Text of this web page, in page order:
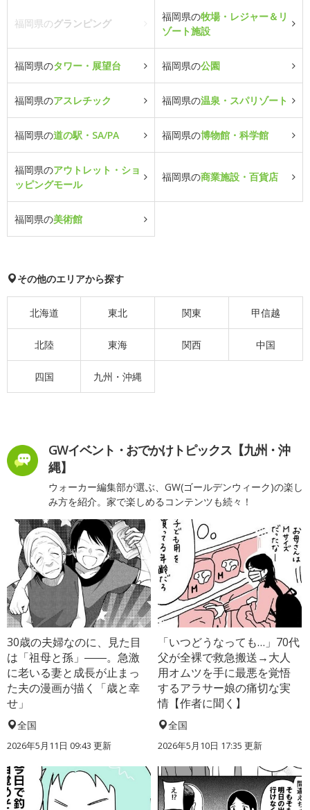
福岡県のグランピング
福岡県の牧場・レジャー＆リ
ゾート施設
福岡県のタワー・展望台 福岡県の公園
福岡県のアスレチック 福岡県の温泉・スパリゾート
福岡県の道の駅・SA/PA 福岡県の博物館・科学館
福岡県のアウトレット・ショ
ッピングモール
福岡県の商業施設・百貨店
福岡県の美術館
その他のエリアから探す
北海道 東北 関東 甲信越
北陸 東海 関西 中国
四国 九州・沖縄
GWイベント・おでかけトピックス【九州・沖
縄】
ウォーカー編集部が選ぶ、GW(ゴールデンウィーク)の楽し
み方を紹介。家で楽しめるコンテンツも続々！
30歳の夫婦なのに、見た目
は「祖母と孫」――。急激
に老いる妻と成長が止まっ
た夫の漫画が描く「歳と幸
せ」
全国
2026年5月11日 09:43 更新
「いつどうなっても…」70代
父が全裸で救急搬送→大人
用オムツを手に最悪を覚悟
するアラサー娘の痛切な実
情【作者に聞く】
全国
2026年5月10日 17:35 更新